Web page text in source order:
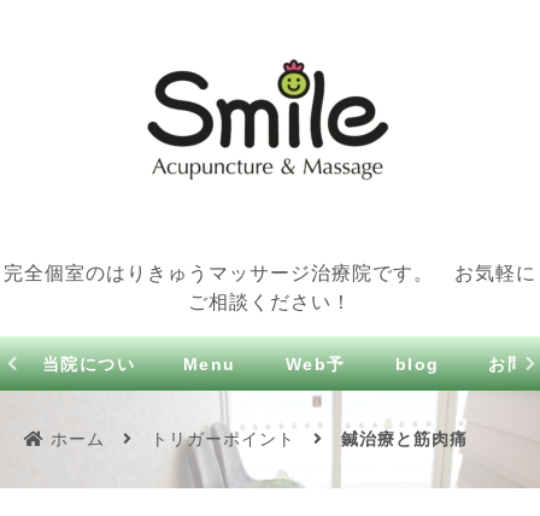
完全個室のはりきゅうマッサージ治療院です。 お気軽に
ご相談ください！
当院につい Menu Web予
約
blog お問
ホーム
トリガーポイント 鍼治療と筋肉痛